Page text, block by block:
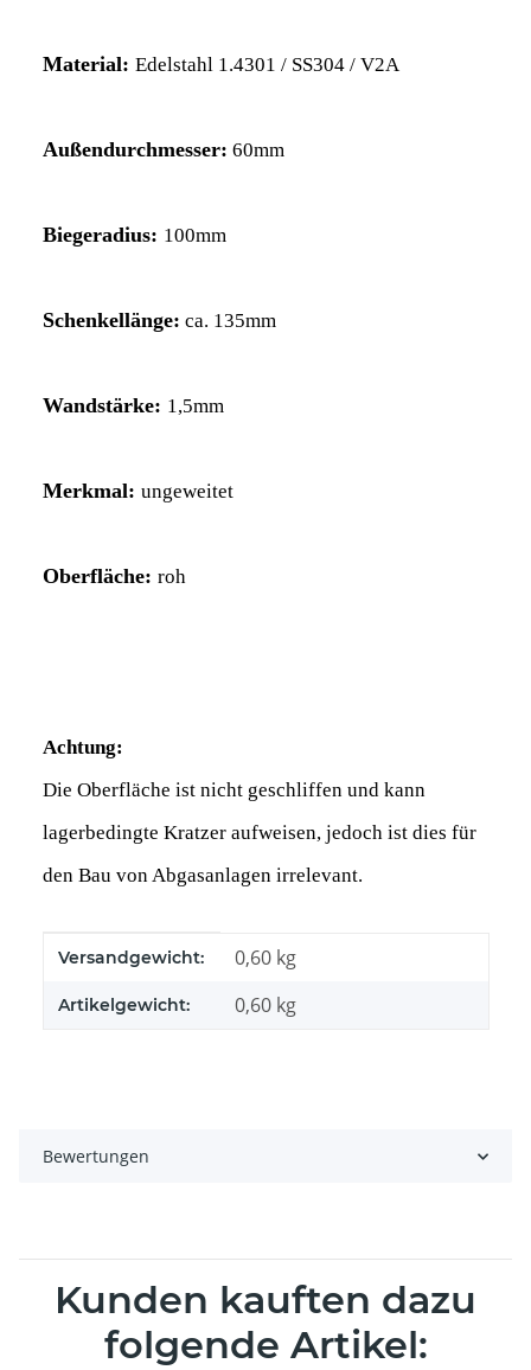
Material: Edelstahl 1.4301 / SS304 / V2A
Außendurchmesser: 60mm
Biegeradius: 100mm
Schenkellänge: ca. 135mm
Wandstärke: 1,5mm
Merkmal: ungeweitet
Oberfläche: roh
Achtung:
Die Oberfläche ist nicht geschliffen und kann
lagerbedingte Kratzer aufweisen, jedoch ist dies für
den Bau von Abgasanlagen irrelevant.
Produkteigenschaft
Wert
Versandgewicht: 0,60 kg
Artikelgewicht: 0,60 kg
Bewertungen
Kunden kauften dazu
folgende Artikel: